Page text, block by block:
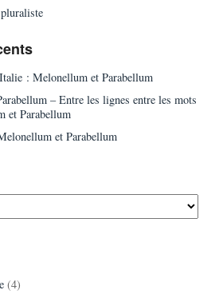
Italie : Melonellum et Parabellum
– Entre les lignes entre les mots
et Parabellum
et Parabellum
(4)